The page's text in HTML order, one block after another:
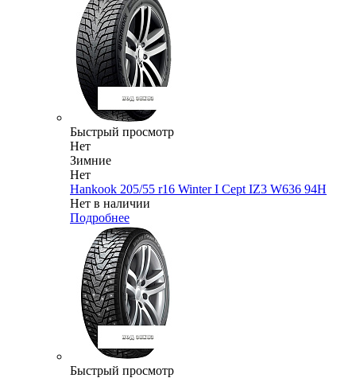
Быстрый просмотр
Нет
Зимние
Нет
Hankook 205/55 r16 Winter I Cept IZ3 W636 94H
Нет в наличии
Подробнее
Быстрый просмотр